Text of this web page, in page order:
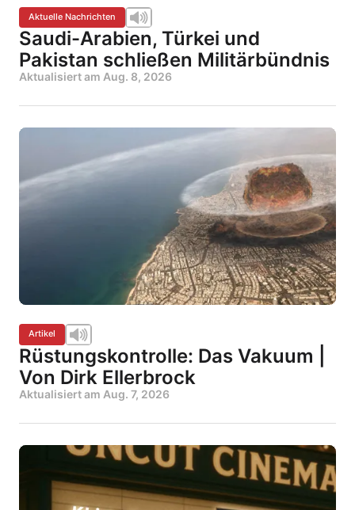
Aktuelle Nachrichten
Saudi-Arabien, Türkei und
Pakistan schließen Militärbündnis
Aktualisiert am Aug. 8, 2026
Artikel
Rüstungskontrolle: Das Vakuum |
Von Dirk Ellerbrock
Aktualisiert am Aug. 7, 2026